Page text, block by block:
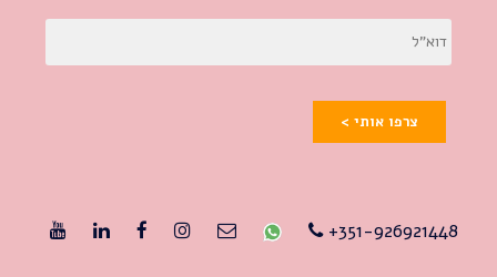
צרפו אותי >
351-926921448+